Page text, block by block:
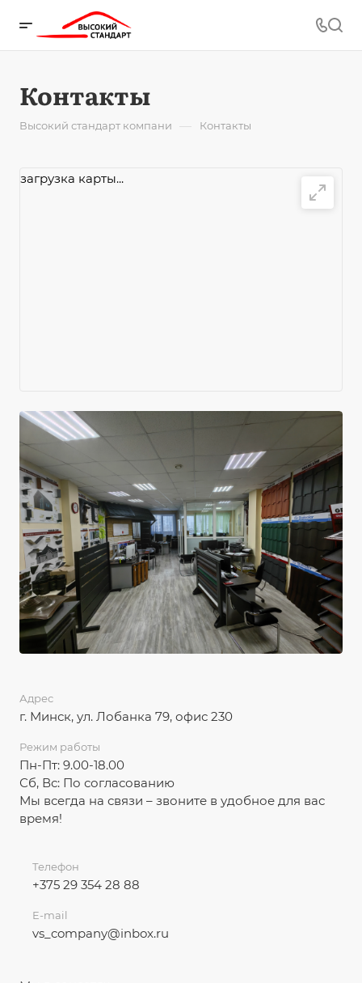
Контакты
Высокий стандарт компани — Контакты
Адрес
г. Минск, ул. Лобанка 79, офис 230
Режим работы
Пн-Пт: 9.00-18.00
Сб, Вс: По согласованию
Мы всегда на связи – звоните в удобное для вас
время!
Телефон
+375 29 354 28 88
E-mail
vs_company@inbox.ru
загрузка карты...